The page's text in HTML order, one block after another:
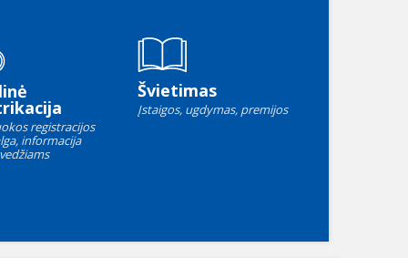
registracijos
informacija
Švietimas
Įstaigos, ugdymas, premijos